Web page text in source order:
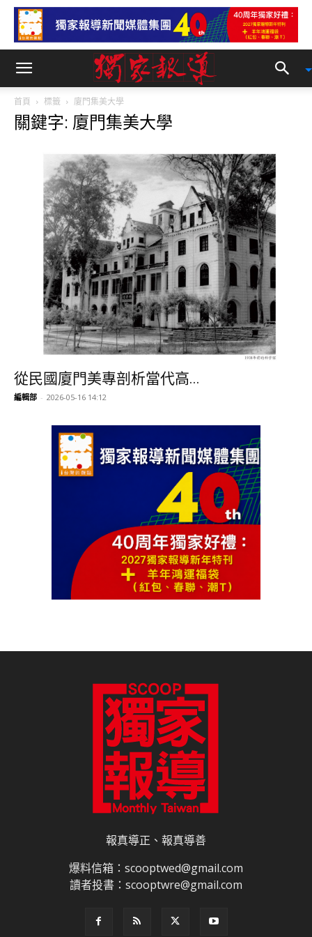
首頁 標籤 廈門集美大學
關鍵字: 廈門集美大學
從民國廈門美專剖析當代高...
編輯部 - 2026-05-16 14:12
報真導正、報真導善
爆料信箱：scooptwed@gmail.com
讀者投書：scooptwre@gmail.com